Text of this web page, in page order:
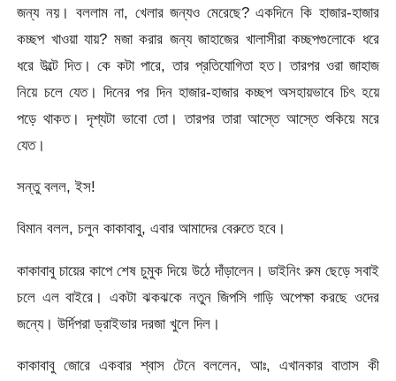
জন্য নয়। বললাম না, খেলার জন্যও মেরেছে? একদিনে কি হাজার-হাজার
কচ্ছপ খাওয়া যায়? মজা করার জন্য জাহাজের খালাসীরা কচ্ছপগুলোকে ধরে
ধরে উল্টে দিত। কে কটা পারে, তার প্রতিযোগিতা হত। তারপর ওরা জাহাজ
নিয়ে চলে যেত। দিনের পর দিন হাজার-হাজার কচ্ছপ অসহায়ভাবে চিৎ হয়ে
পড়ে থাকত। দৃশ্যটা ভাবো তো। তারপর তারা আস্তে আস্তে শুকিয়ে মরে
যেত।
সন্তু বলল, ইস!
বিমান বলল, চলুন কাকাবাবু, এবার আমাদের বেরুতে হবে।
কাকাবাবু চায়ের কাপে শেষ চুমুক দিয়ে উঠে দাঁড়ালেন। ডাইনিং রুম ছেড়ে সবাই
চলে এল বাইরে। একটা ঝকঝকে নতুন জিপসি গাড়ি অপেক্ষা করছে ওদের
জন্যে। উর্দিপরা ড্রাইভার দরজা খুলে দিল।
কাকাবাবু জোরে একবার শ্বাস টেনে বললেন, আঃ, এখানকার বাতাস কী